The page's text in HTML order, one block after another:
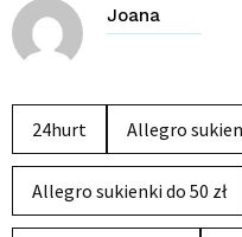
Joana
24hurt Allegro
Allegro sukienki do 50 zł